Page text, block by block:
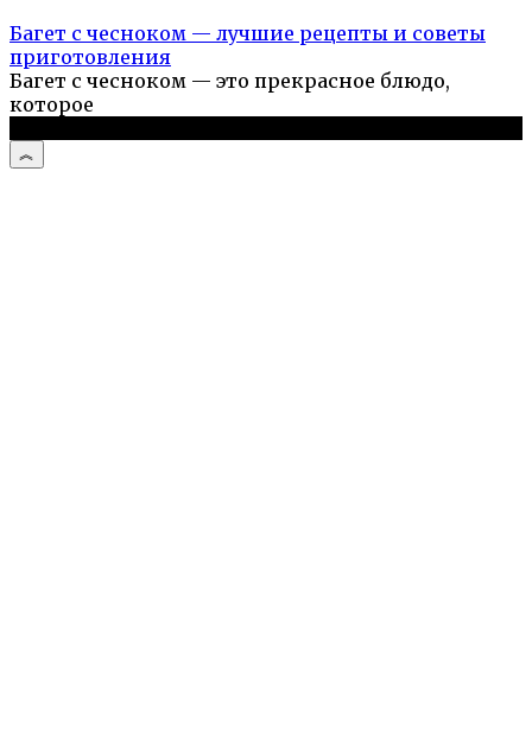
Багет с чесноком — лучшие рецепты и советы
приготовления
Багет с чесноком — это прекрасное блюдо,
которое